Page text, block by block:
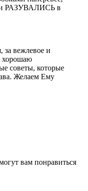
РАЗУВАЛИСЬ в
за вежлевое и
хорошаю
советы, которые
Желаем Ему
вам понравиться